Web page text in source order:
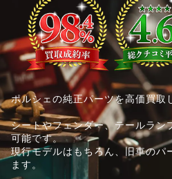
ポルシェの純正パーツを高価買取
シートやフェンダー、テールラン
可能です。
現行モデルはもちろん、旧車のパ
ます。